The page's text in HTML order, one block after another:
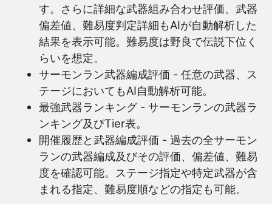
す。さらに詳細な武器組み合わせ評価、武器
偏差値、難易度判定詳細もAIが自動解析した
結果を表示可能。難易度は野良で伝説下位く
らいを想定。
サーモンラン武器編成評価 - 任意の武器、ス
テージにおいてもAI自動解析可能。
最強武器ランキング - サーモンランの武器ラ
ンキング及びTier表。
開催履歴と武器編成評価 - 過去の全サーモン
ランの武器編成及びその評価、偏差値、難易
度を確認可能。ステージ指定や特定武器が含
まれる指定、難易度順などの指定も可能。